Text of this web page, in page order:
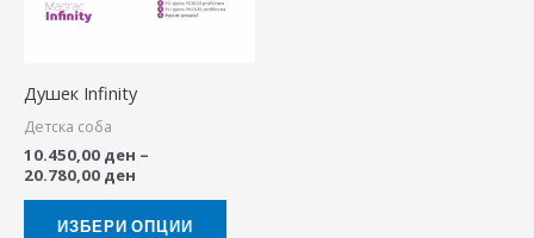
Душек Infinity
Детска соба
10.450,00 ден –
20.780,00 ден
ИЗБЕРИ ОПЦИИ